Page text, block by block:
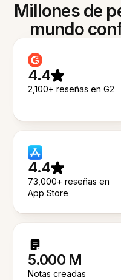
Millones de
mundo
4.4
2,100+ reseñas en G2
4.4
73,000+ reseñas en
App Store
5.000 M
Notas creadas